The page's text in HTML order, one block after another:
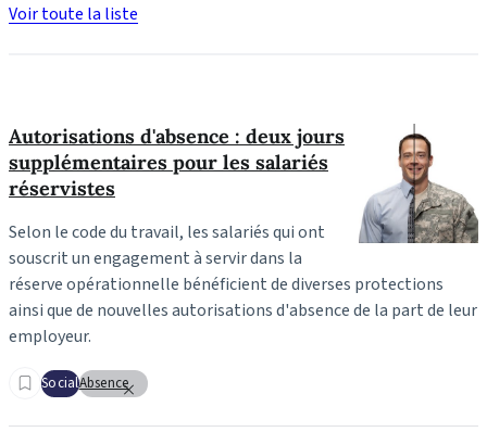
Autorisations d'absence : deux jours
supplémentaires pour les salariés
réservistes
Selon le code du travail, les salariés qui ont
souscrit un engagement à servir dans la
réserve opérationnelle bénéficient de diverses protections
ainsi que de nouvelles autorisations d'absence de la part de leur
employeur.
SocialAbsence
Voir toute la liste